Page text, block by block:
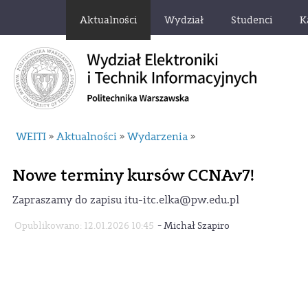
Aktualności Wydział Studenci
WEITI » Aktualności » Wydarzenia »
Nowe terminy kursów CCNAv7!
Zapraszamy do zapisu itu-itc.elka@pw.edu.pl
Opublikowano: 12.01.2026 10:45 -Michał Szapiro